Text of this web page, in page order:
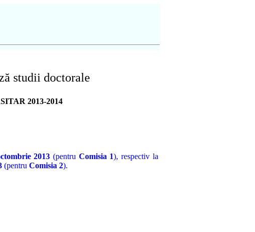
studii doctorale
2013-2014
2013 (pentru Comisia 1), respectiv la
(pentru Comisia 2).